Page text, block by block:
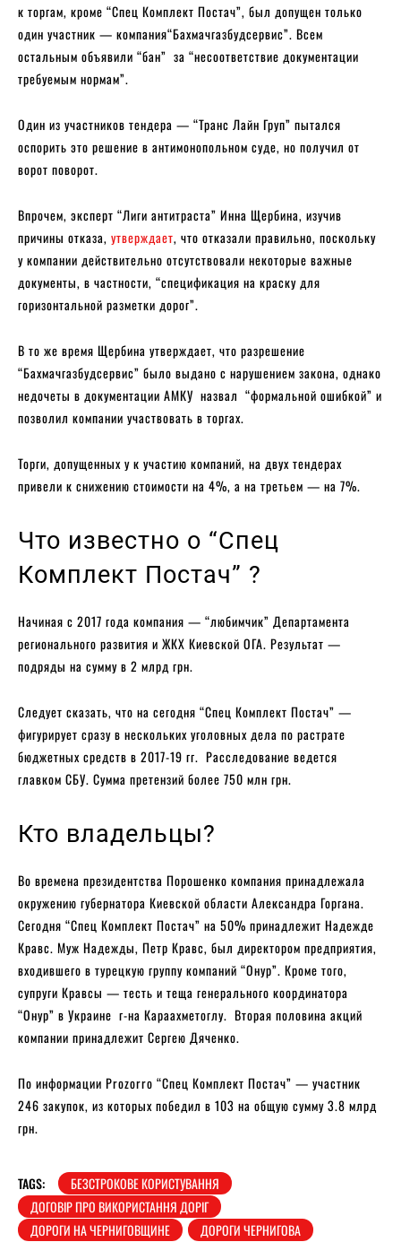
к торгам, кроме “Спец Комплект Постач”, был допущен только
один участник — компания“Бахмачгазбудсервис”. Всем
остальным объявили “бан” за “несоответствие документации
требуемым нормам”.
Один из участников тендера — “Транс Лайн Груп” пытался
оспорить это решение в антимонопольном суде, но получил от
ворот поворот.
Впрочем, эксперт “Лиги антитраста” Инна Щербина, изучив
причины отказа, утверждает, что отказали правильно, поскольку
у компании действительно отсутствовали некоторые важные
документы, в частности, “спецификация на краску для
горизонтальной разметки дорог”.
В то же время Щербина утверждает, что разрешение
“Бахмачгазбудсервис” было выдано с нарушением закона, однако
недочеты в документации АМКУ назвал “формальной ошибкой” и
позволил компании участвовать в торгах.
Торги, допущенных у к участию компаний, на двух тендерах
привели к снижению стоимости на 4%, а на третьем — на 7%.
Что известно о “Спец
Комплект Постач” ?
Начиная с 2017 года компания — “любимчик” Департамента
регионального развития и ЖКХ Киевской ОГА. Результат —
подряды на сумму в 2 млрд грн.
Следует сказать, что на сегодня “Спец Комплект Постач” —
фигурирует сразу в нескольких уголовных дела по растрате
бюджетных средств в 2017-19 гг. Расследование ведется
главком СБУ. Сумма претензий более 750 млн грн.
Кто владельцы?
Во времена президентства Порошенко компания принадлежала
окружению губернатора Киевской области Александра Горгана.
Сегодня “Спец Комплект Постач” на 50% принадлежит Надежде
Кравс. Муж Надежды, Петр Кравс, был директором предприятия,
входившего в турецкую группу компаний “Онур”. Кроме того,
супруги Кравсы — тесть и теща генерального координатора
“Онур” в Украине г-на Караахметоглу. Вторая половина акций
компании принадлежит Сергею Дяченко.
По информации Prozorro “Спец Комплект Постач” — участник
246 закупок, из которых победил в 103 на общую сумму 3.8 млрд
грн.
TAGS:
БЕЗСТРОКОВЕ КОРИСТУВАННЯ
ДОГОВІР ПРО ВИКОРИСТАННЯ ДОРІГ
ДОРОГИ НА ЧЕРНИГОВЩИНЕ
ДОРОГИ ЧЕРНИГОВА